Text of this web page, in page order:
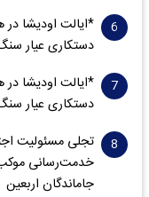
*ایالت اودیشا
دستکاری عیار
*ایالت اودیشا
دستکاری عیار
تجلی مسئولیت
خدمت‌رسانی
جاماندگان اربعین